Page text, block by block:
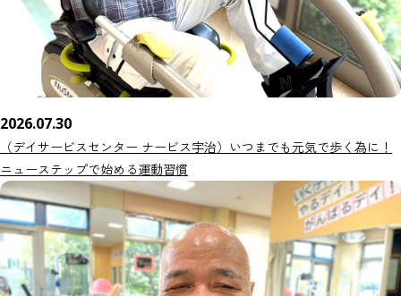
2026.07.30
（デイサービスセンター ナービス宇治）いつまでも元気で歩く為に！
ニューステップで始める運動習慣